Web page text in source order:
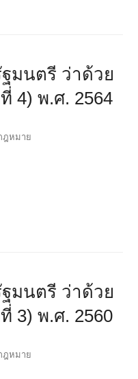
มนตรี ว่าด้วย
4) พ.ศ. 2564
ฎหมาย
มนตรี ว่าด้วย
3) พ.ศ. 2560
ฎหมาย